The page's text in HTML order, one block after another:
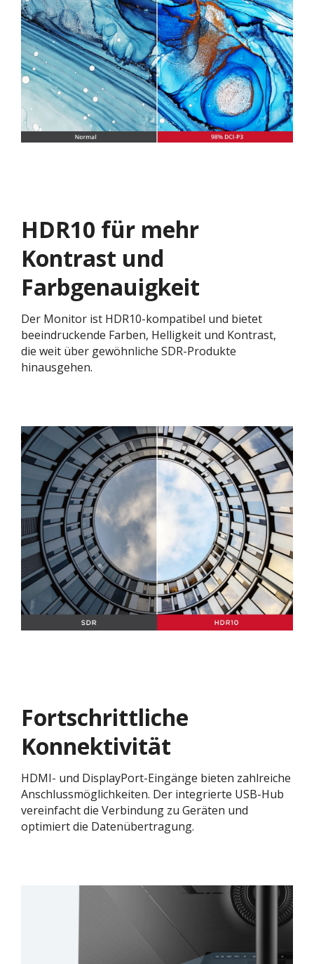
HDR10 für mehr
Kontrast und
Farbgenauigkeit
Der Monitor ist HDR10-kompatibel und bietet
beeindruckende Farben, Helligkeit und Kontrast,
die weit über gewöhnliche SDR-Produkte
hinausgehen.
Fortschrittliche
Konnektivität
HDMI- und DisplayPort-Eingänge bieten zahlreiche
Anschlussmöglichkeiten. Der integrierte USB-Hub
vereinfacht die Verbindung zu Geräten und
optimiert die Datenübertragung.